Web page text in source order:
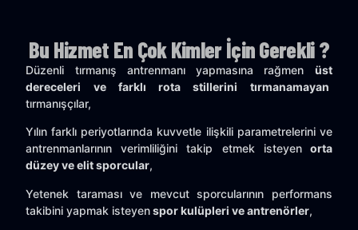
Bu Hizmet En Çok Kimler İçin Gerekli ?
Düzenli tırmanış antrenmanı yapmasına rağmen üst
dereceleri ve farklı rota stillerini tırmanamayan
tırmanışçılar,
Yılın farklı periyotlarında kuvvetle ilişkili parametrelerini ve
antrenmanlarının verimliliğini takip etmek isteyenorta
düzey ve elit sporcular,
Yetenek taraması ve mevcut sporcularının performans
takibini yapmak isteyenspor kulüpleri ve antrenörler,